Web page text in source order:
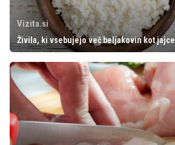
Vizita.si
Živila, ki vsebujejo več beljakovin kot jajce